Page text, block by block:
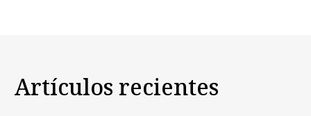
Artículos recientes